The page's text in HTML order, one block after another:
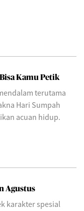
Kamu Petik
terutama
Hari Sumpah
acuan hidup.
Agustus
karakter spesial